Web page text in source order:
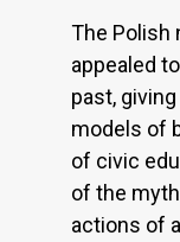
The Polish
appealed
past,
models of
of civic
of the
actions of